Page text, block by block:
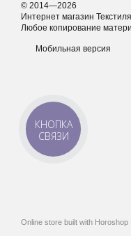
© 2014—2026
Интернет магазин
Любое копирование
Мобильная версия
Online store built with Horoshop
КНОПКА
СВЯЗИ